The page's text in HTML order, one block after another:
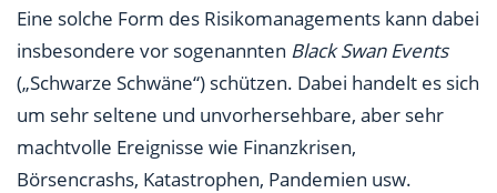
Eine solche Form des Risikomanagements kann dabei
insbesondere vor sogenannten Black Swan Events
(„Schwarze Schwäne“) schützen. Dabei handelt es sich
um sehr seltene und unvorhersehbare, aber sehr
machtvolle Ereignisse wie Finanzkrisen,
Börsencrashs, Katastrophen, Pandemien usw.